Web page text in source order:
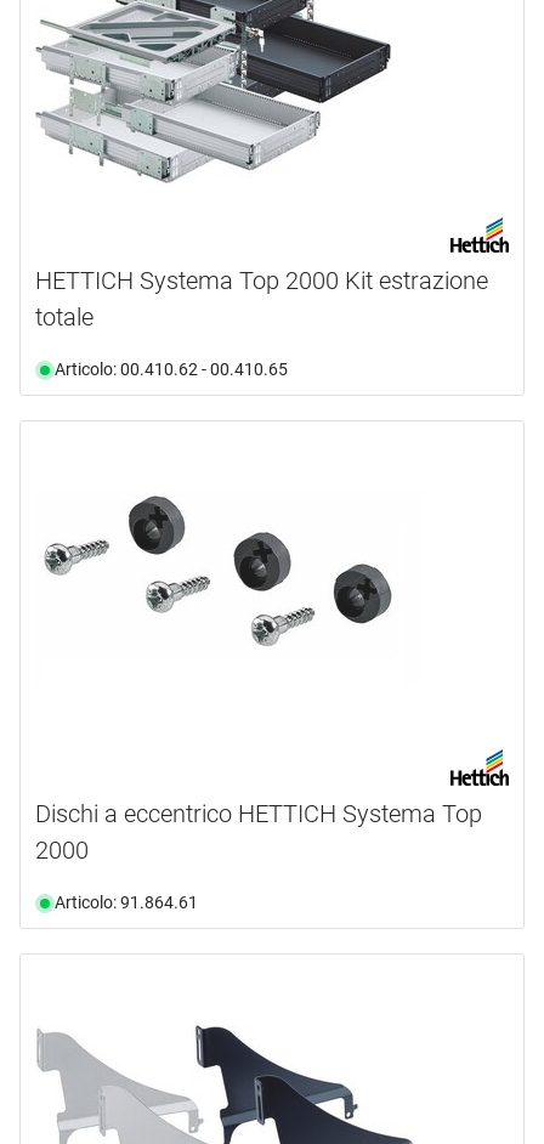
HETTICH Systema Top 2000 Kit estrazione
totale
Articolo: 00.410.62 - 00.410.65
Dischi a eccentrico HETTICH Systema Top
2000
Articolo: 91.864.61